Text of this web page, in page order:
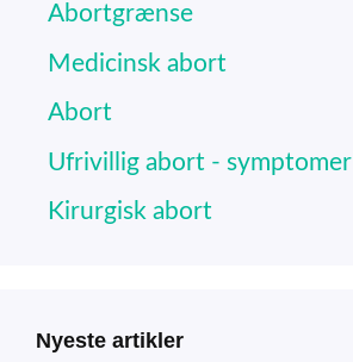
Abortgrænse
Medicinsk abort
Abort
Ufrivillig abort - symptomer
Kirurgisk abort
Nyeste artikler